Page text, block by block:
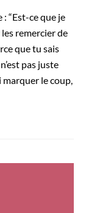
: “Est-ce que je
remercier de
que tu sais
pas juste
marquer le coup,